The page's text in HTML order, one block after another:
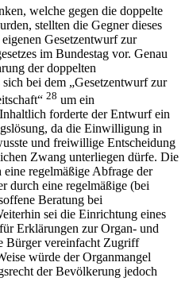
welche gegen die doppelte
stellten die Gegner dieses
Gesetzentwurf zur
im Bundestag vor. Genau
der doppelten
bei dem „Gesetzentwurf zur
28 um ein
forderte der Entwurf ein
da die Einwilligung in
und freiwillige Entscheidung
Zwang unterliegen dürfe. Die
regelmäßige Abfrage der
durch eine regelmäßige (bei
Beratung bei
sei die Einrichtung eines
Erklärungen zur Organ- und
Bürger vereinfacht Zugriff
würde der Organmangel
der Bevölkerung jedoch